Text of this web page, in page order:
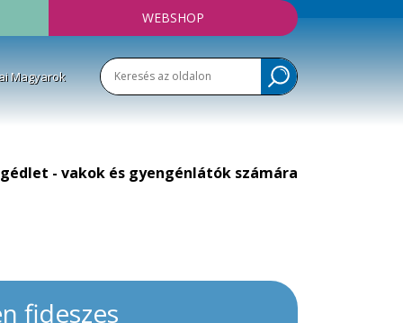
WEBSHOP
Magyarok
- vakok és gyengénlátók számára
fideszes